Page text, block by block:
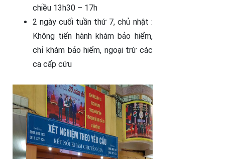
chiều 13h30 – 17h
2 ngày cuối tuần thứ 7, chủ nhật :
Không tiến hành khám bảo hiểm,
chỉ khám bảo hiểm, ngoại trừ các
ca cấp cứu